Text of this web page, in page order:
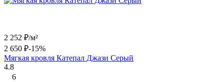
2 252 ₽/м²
2 650 ₽-15%
Мягкая кровля Катепал Джази Серый
4.8
6